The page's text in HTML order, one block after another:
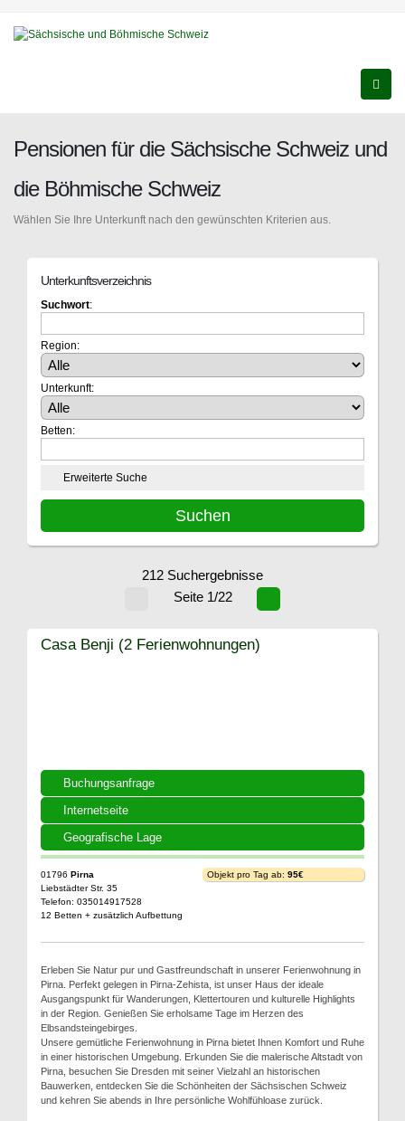
Pensionen für die Sächsische Schweiz und
die Böhmische Schweiz
Wählen Sie Ihre Unterkunft nach den gewünschten Kriterien aus.
Unterkunftsverzeichnis
Suchwort:
Region:
Unterkunft:
Betten:
Erweiterte Suche
212 Suchergebnisse
Seite 1/22
Buchungsanfrage
Internetseite
Geografische Lage
Casa Benji (2 Ferienwohnungen)
01796 Pirna
Liebstädter Str. 35
Telefon: 035014917528
12 Betten + zusätzlich Aufbettung
Objekt pro Tag ab: 95€
Erleben Sie Natur pur und Gastfreundschaft in unserer Ferienwohnung in
Pirna. Perfekt gelegen in Pirna-Zehista, ist unser Haus der ideale
Ausgangspunkt für Wanderungen, Klettertouren und kulturelle Highlights
in der Region. Genießen Sie erholsame Tage im Herzen des
Elbsandsteingebirges.
Unsere gemütliche Ferienwohnung in Pirna bietet Ihnen Komfort und Ruhe
in einer historischen Umgebung. Erkunden Sie die malerische Altstadt von
Pirna, besuchen Sie Dresden mit seiner Vielzahl an historischen
Bauwerken, entdecken Sie die Schönheiten der Sächsischen Schweiz
und kehren Sie abends in Ihre persönliche Wohlfühloase zurück.